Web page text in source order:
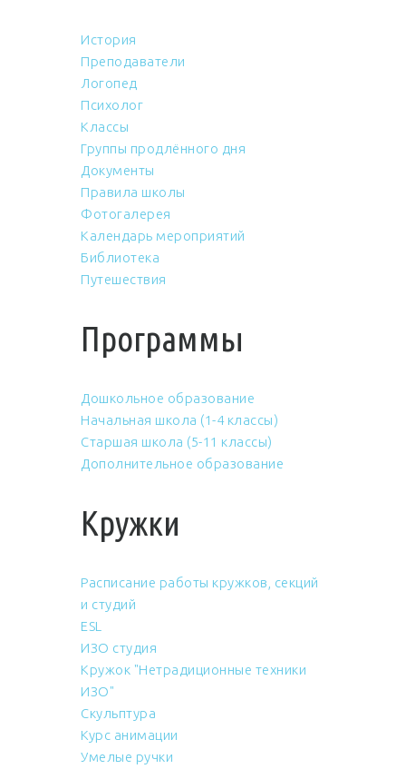
История
Преподаватели
Логопед
Психолог
Классы
Группы продлённого дня
Документы
Правила школы
Фотогалерея
Календарь мероприятий
Библиотека
Путешествия
Программы
Дошкольное образование
Начальная школа (1-4 классы)
Старшая школа (5-11 классы)
Дополнительное образование
Кружки
Расписание работы кружков, секций
и студий
ESL
ИЗО студия
Кружок "Нетрадиционные техники
ИЗО"
Скульптура
Курс анимации
Умелые ручки